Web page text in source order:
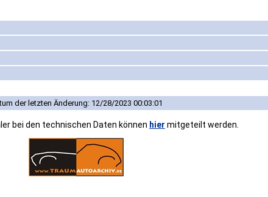
der letzten Änderung: 12/28/2023 00:03:01
bei den technischen Daten können hier mitgeteilt werden.